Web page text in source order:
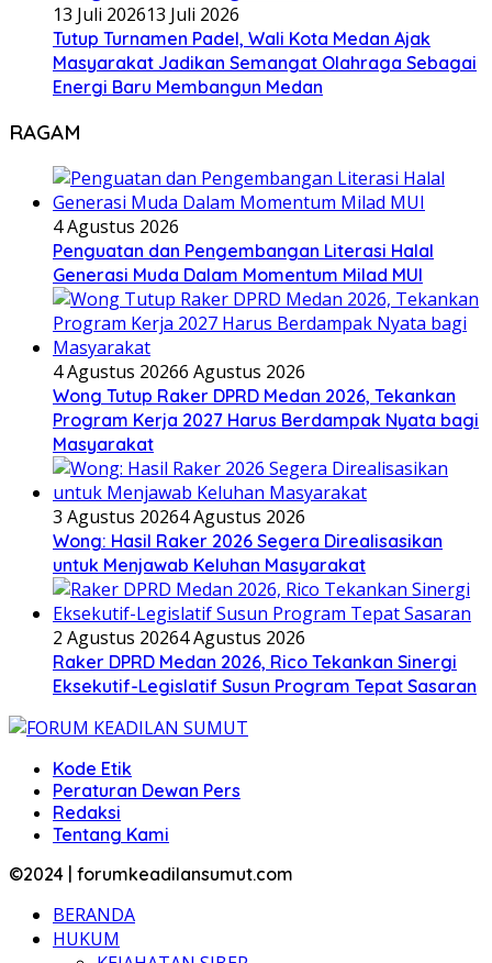
13 Juli 202613 Juli 2026
Tutup Turnamen Padel, Wali Kota Medan Ajak
Masyarakat Jadikan Semangat Olahraga Sebagai
Energi Baru Membangun Medan
RAGAM
4 Agustus 2026
Penguatan dan Pengembangan Literasi Halal
Generasi Muda Dalam Momentum Milad MUI
4 Agustus 20266 Agustus 2026
Wong Tutup Raker DPRD Medan 2026, Tekankan
Program Kerja 2027 Harus Berdampak Nyata bagi
Masyarakat
3 Agustus 20264 Agustus 2026
Wong: Hasil Raker 2026 Segera Direalisasikan
untuk Menjawab Keluhan Masyarakat
2 Agustus 20264 Agustus 2026
Raker DPRD Medan 2026, Rico Tekankan Sinergi
Eksekutif-Legislatif Susun Program Tepat Sasaran
Kode Etik
Peraturan Dewan Pers
Redaksi
Tentang Kami
©2024 | forumkeadilansumut.com
BERANDA
HUKUM